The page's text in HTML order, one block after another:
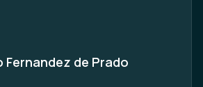
Fernandez de Prado